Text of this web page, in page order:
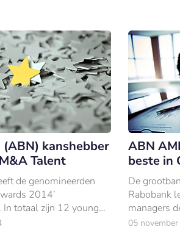
(ABN) kanshebber
Talent
de genomineerden
2014’
In totaal zijn 12 young
voor de Best
ABN
beste in
De
Rabobank
managers
05